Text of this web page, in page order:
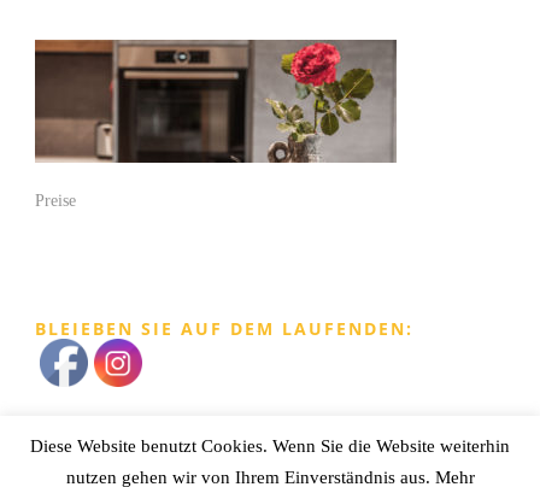
Preise
BLEIEBEN SIE AUF DEM LAUFENDEN:
Diese Website benutzt Cookies. Wenn Sie die Website weiterhin
nutzen gehen wir von Ihrem Einverständnis aus. Mehr